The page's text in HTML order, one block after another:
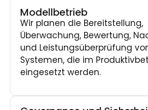
Modellbetrieb
Wir planen die Bereitstellung,
Überwachung, Bewertung,
und Leistungsüberprüfung
Systemen, die im
eingesetzt werden.